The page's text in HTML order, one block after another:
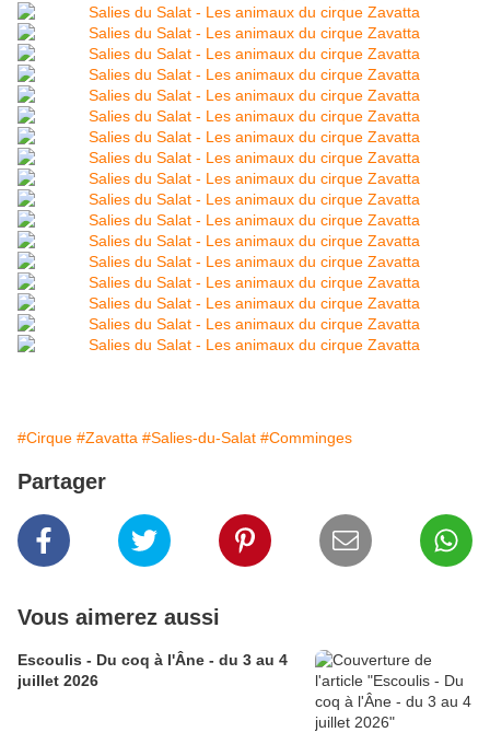
#Cirque #Zavatta #Salies-du-Salat #Comminges
Partager
Vous aimerez aussi
Escoulis - Du coq à l'Âne - du 3 au 4
juillet 2026